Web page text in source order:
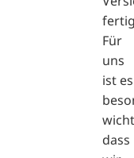
Für
uns
ist es
dass